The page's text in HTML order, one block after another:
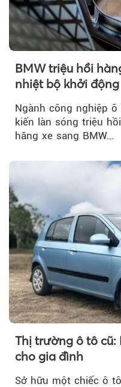
BMW triệu hồi
nhiệt bộ khởi động
Ngành công nghiệp
kiến làn sóng triệu
hãng xe sang BMW…
Thị trường ô tô cũ:
cho gia đình
Sở hữu một chiếc ô